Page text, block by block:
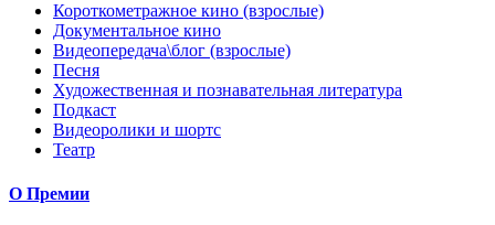
Короткометражное кино (взрослые)
Документальное кино
Видеопередача\блог (взрослые)
Песня
Художественная и познавательная литература
Подкаст
Видеоролики и шортс
Театр
О Премии